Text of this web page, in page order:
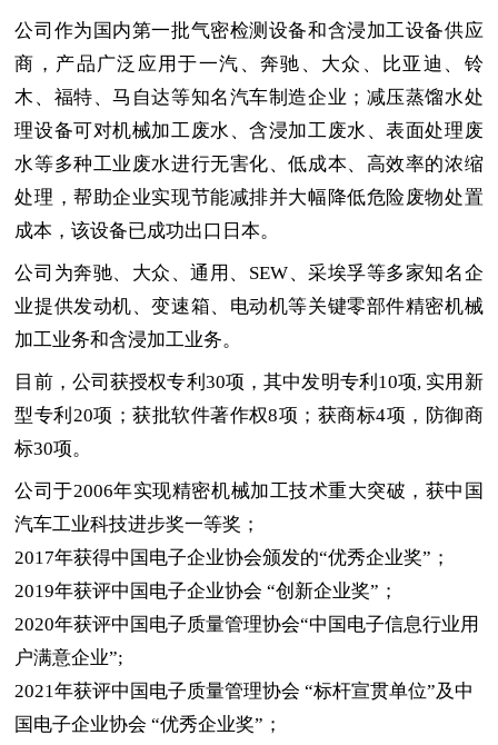
公司作为国内第一批气密检测设备和含浸加工设备供应
商，产品广泛应用于一汽、奔驰、大众、比亚迪、铃
木、福特、马自达等知名汽车制造企业；减压蒸馏水处
理设备可对机械加工废水、含浸加工废水、表面处理废
水等多种工业废水进行无害化、低成本、高效率的浓缩
处理，帮助企业实现节能减排并大幅降低危险废物处置
成本，该设备已成功出口 日本。
公司为奔驰、大众、通用、 SEW、采埃孚等多家知名企
业提供发动机、变速箱、电动机等关键零部件精密机械
加工业务和含浸加工业务。
目前，公司获授权专利 30项，其中发明专利 10项, 实用新
型专利 20项；获批软件著作权8项；获商标4项，防御商
标30项。
公司于2006年实现精密机械加工技术重大突破，获中国
汽车工业科技进步奖一等奖；
2017年获得中国电子企业协会颁发的“优秀企业奖”；
2019年获评中国电子企业协会 “创新企业奖”；
2020年获评中国电子质量管理协会“中国电子信息行业用
户满意企业”;
2021年获评中国电子质量管理协会 “标杆宣贯单位”及 中
国电子企业协会 “优秀企业奖”；